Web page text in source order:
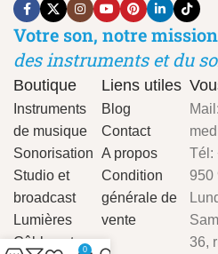
Votre son, notre
des instruments et du
Boutique
Instruments
de musique
Sonorisation
Studio et
broadcast
Lumières
Câbles et
Liens utiles
Blog
Contact
A propos
Condition
générale de
vente
Mail:
Tél:
950
36,
0